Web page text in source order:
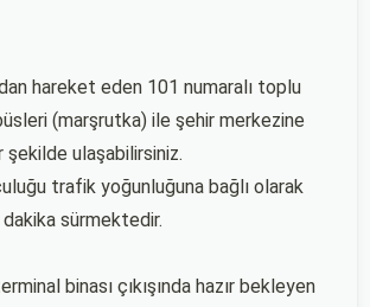
hareket eden 101 numaralı toplu
(marşrutka) ile şehir merkezine
şekilde ulaşabilirsiniz.
trafik yoğunluğuna bağlı olarak
sürmektedir.
binası çıkışında hazır bekleyen